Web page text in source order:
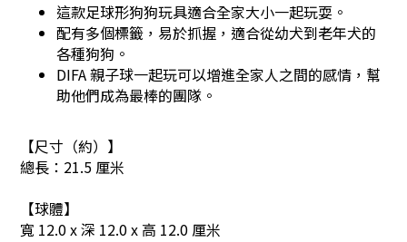
這款足球形狗狗玩具適合全家大小一起玩耍。
配有多個標籤，易於抓握，適合從幼犬到老年犬的
各種狗狗。
DIFA 親子球一起玩可以增進全家人之間的感情，幫
助他們成為最棒的團隊。
【尺寸（約）】
總長：21.5 厘米
【球體】
寬 12.0 x 深 12.0 x 高 12.0 厘米